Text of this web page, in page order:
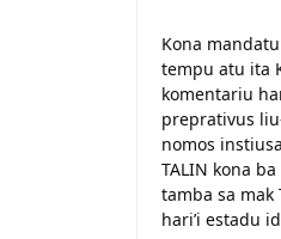
Kona
tempu atu ita
komentariu
preprativus
nomos
TALIN kona
tamba sa mak
hari’i estadu